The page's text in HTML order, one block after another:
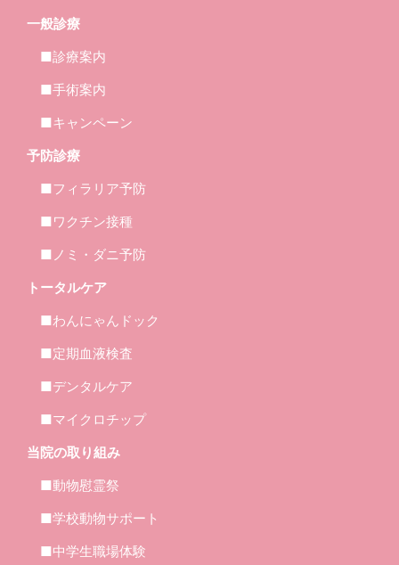
一般診療
■診療案内
■手術案内
■キャンペーン
予防診療
■フィラリア予防
■ワクチン接種
■ノミ・ダニ予防
トータルケア
■わんにゃんドック
■定期血液検査
■デンタルケア
■マイクロチップ
当院の取り組み
■動物慰霊祭
■学校動物サポート
■中学生職場体験